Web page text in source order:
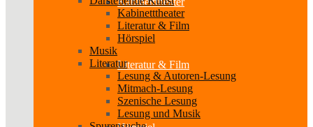
Literatur & Film
Kabinetttheater
Literatur & Film
Hörspiel
Musik
Literatur
Lesung & Autoren-Lesung
Mitmach-Lesung
Szenische Lesung
Lesung und Musik